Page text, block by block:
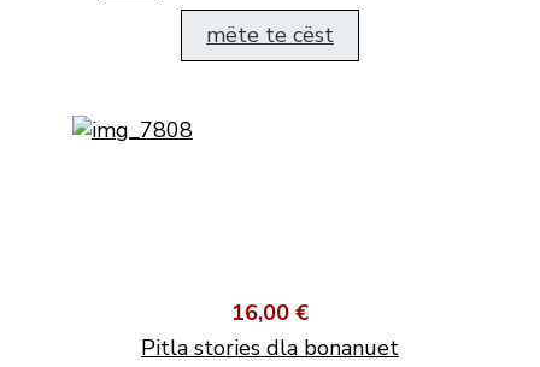
mëte te cëst
16,00 €
Pitla stories dla bonanuet